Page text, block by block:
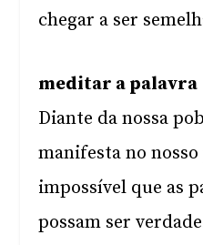
chegar a ser
meditar a palavra
Diante da nossa
manifesta no
impossível que as
possam ser